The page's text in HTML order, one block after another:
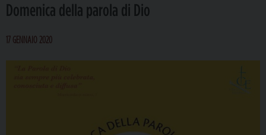
Domenica della parola di Dio
17 GENNAIO 2020